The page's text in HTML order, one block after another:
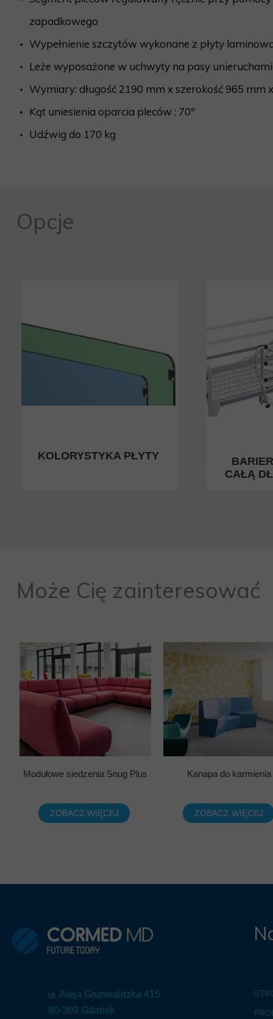
Modułowe siedzenia Snug Plus Kanapa do karmienia
Może Cię zainteresować
ZOBACZ WIĘCEJ ZOBACZ WIĘCEJ
zapadkowego
Wypełnienie szczytów wykonane z płyty
Leże wyposażone w uchwyty na pasy
Wymiary: długość 2190 mm x szerokość 965 mm
Kąt uniesienia oparcia pleców : 70º
Udźwig do 170 kg
Opcje
CAŁĄ
KOLORYSTYKA PŁYTY
ul. Aleja Grunwaldzka 415
80-309 Gdańsk